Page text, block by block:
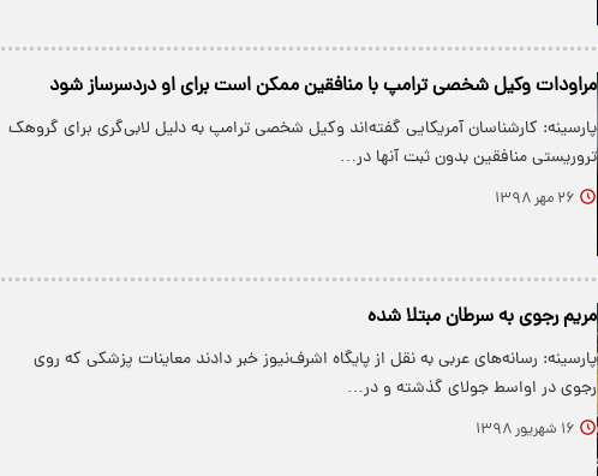
مراودات وکیل شخصی ترامپ با منافقین ممکن است برای او دردسرساز شود
پارسینه: کارشناسان آمریکایی گفته‌اند وکیل شخصی ترامپ به دلیل لابی‌گری برای گروهک
تروریستی منافقین بدون ثبت آنها در…
۲۶ مهر ۱۳۹۸
مریم رجوی به سرطان مبتلا شده
پارسینه: رسانه‌های عربی به نقل از پایگاه اشرف‌نیوز خبر دادند معاینات پزشکی که روی
رجوی در اواسط جولای گذشته و در…
۱۶ شهریور ۱۳۹۸